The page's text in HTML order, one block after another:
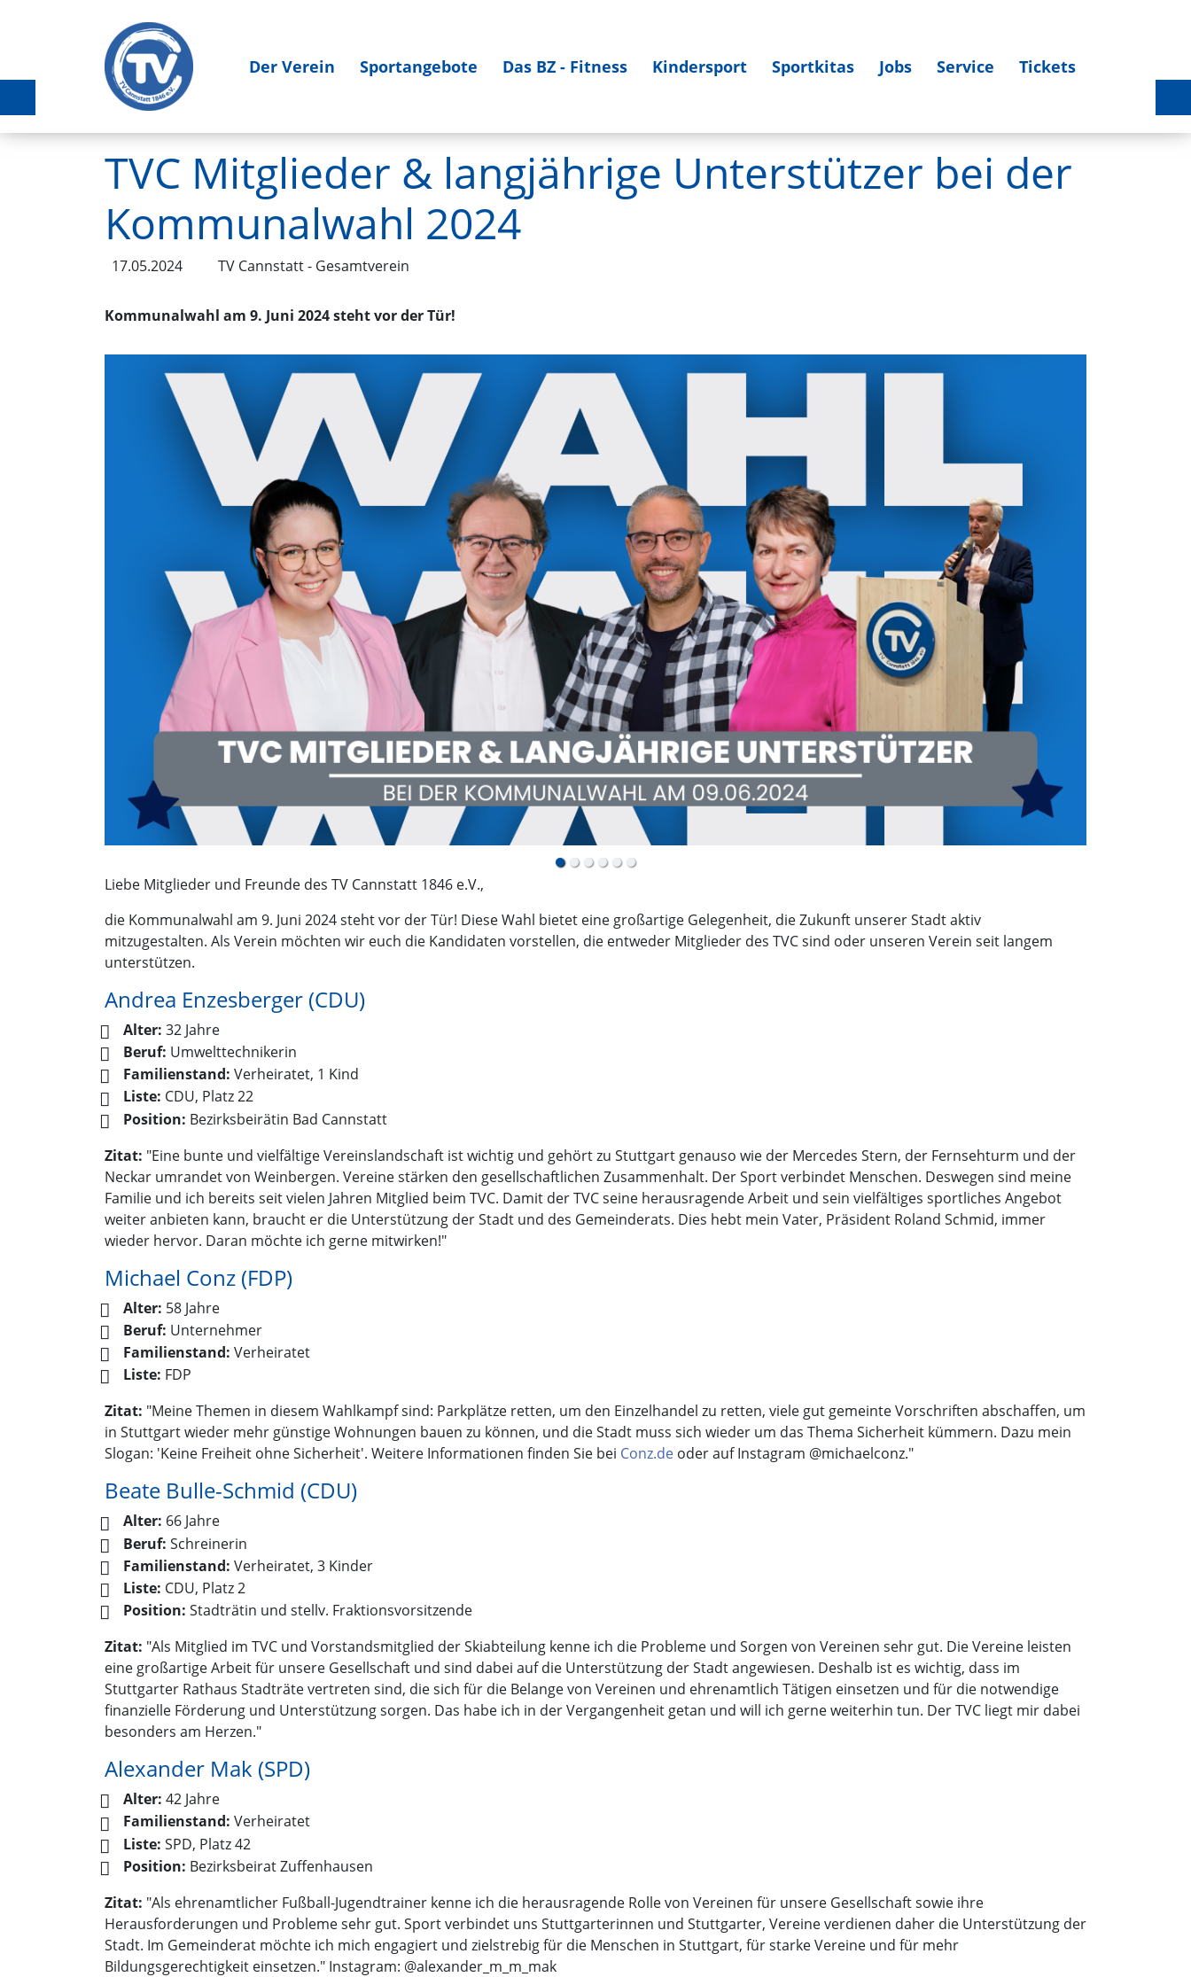
Der Verein Sportangebote Das BZ - Fitness Kindersport Sportkitas Jobs Service Tickets
TVC Mitglieder & langjährige Unterstützer bei der
Kommunalwahl 2024
17.05.2024 TV Cannstatt - Gesamtverein
Kommunalwahl am 9. Juni 2024 steht vor der Tür!
Liebe Mitglieder und Freunde des TV Cannstatt 1846 e.V.,
die Kommunalwahl am 9. Juni 2024 steht vor der Tür! Diese Wahl bietet eine großartige Gelegenheit, die Zukunft unserer Stadt aktiv
mitzugestalten. Als Verein möchten wir euch die Kandidaten vorstellen, die entweder Mitglieder des TVC sind oder unseren Verein seit langem
unterstützen.
Andrea Enzesberger (CDU)
Alter: 32 Jahre
Beruf: Umwelttechnikerin
Familienstand: Verheiratet, 1 Kind
Liste: CDU, Platz 22
Position: Bezirksbeirätin Bad Cannstatt
Zitat: "Eine bunte und vielfältige Vereinslandschaft ist wichtig und gehört zu Stuttgart genauso wie der Mercedes Stern, der Fernsehturm und der
Neckar umrandet von Weinbergen. Vereine stärken den gesellschaftlichen Zusammenhalt. Der Sport verbindet Menschen. Deswegen sind meine
Familie und ich bereits seit vielen Jahren Mitglied beim TVC. Damit der TVC seine herausragende Arbeit und sein vielfältiges sportliches Angebot
weiter anbieten kann, braucht er die Unterstützung der Stadt und des Gemeinderats. Dies hebt mein Vater, Präsident Roland Schmid, immer
wieder hervor. Daran möchte ich gerne mitwirken!"
Michael Conz (FDP)
Alter: 58 Jahre
Beruf: Unternehmer
Familienstand: Verheiratet
Liste: FDP
Zitat: "Meine Themen in diesem Wahlkampf sind: Parkplätze retten, um den Einzelhandel zu retten, viele gut gemeinte Vorschriften abschaffen, um
in Stuttgart wieder mehr günstige Wohnungen bauen zu können, und die Stadt muss sich wieder um das Thema Sicherheit kümmern. Dazu mein
Slogan: 'Keine Freiheit ohne Sicherheit'. Weitere Informationen finden Sie bei Conz.de oder auf Instagram @michaelconz."
Beate Bulle-Schmid (CDU)
Alter: 66 Jahre
Beruf: Schreinerin
Familienstand: Verheiratet, 3 Kinder
Liste: CDU, Platz 2
Position: Stadträtin und stellv. Fraktionsvorsitzende
Zitat: "Als Mitglied im TVC und Vorstandsmitglied der Skiabteilung kenne ich die Probleme und Sorgen von Vereinen sehr gut. Die Vereine leisten
eine großartige Arbeit für unsere Gesellschaft und sind dabei auf die Unterstützung der Stadt angewiesen. Deshalb ist es wichtig, dass im
Stuttgarter Rathaus Stadträte vertreten sind, die sich für die Belange von Vereinen und ehrenamtlich Tätigen einsetzen und für die notwendige
finanzielle Förderung und Unterstützung sorgen. Das habe ich in der Vergangenheit getan und will ich gerne weiterhin tun. Der TVC liegt mir dabei
besonders am Herzen."
Alexander Mak (SPD)
Alter: 42 Jahre
Familienstand: Verheiratet
Liste: SPD, Platz 42
Position: Bezirksbeirat Zuffenhausen
Zitat: "Als ehrenamtlicher Fußball-Jugendtrainer kenne ich die herausragende Rolle von Vereinen für unsere Gesellschaft sowie ihre
Herausforderungen und Probleme sehr gut. Sport verbindet uns Stuttgarterinnen und Stuttgarter, Vereine verdienen daher die Unterstützung der
Stadt. Im Gemeinderat möchte ich mich engagiert und zielstrebig für die Menschen in Stuttgart, für starke Vereine und für mehr
Bildungsgerechtigkeit einsetzen." Instagram: @alexander_m_m_mak